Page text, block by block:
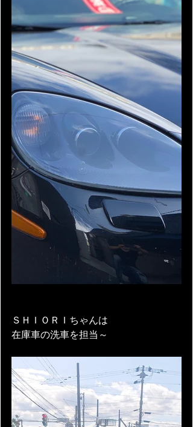
ＳＨＩＯＲＩちゃんは
在庫車の洗車を担当～